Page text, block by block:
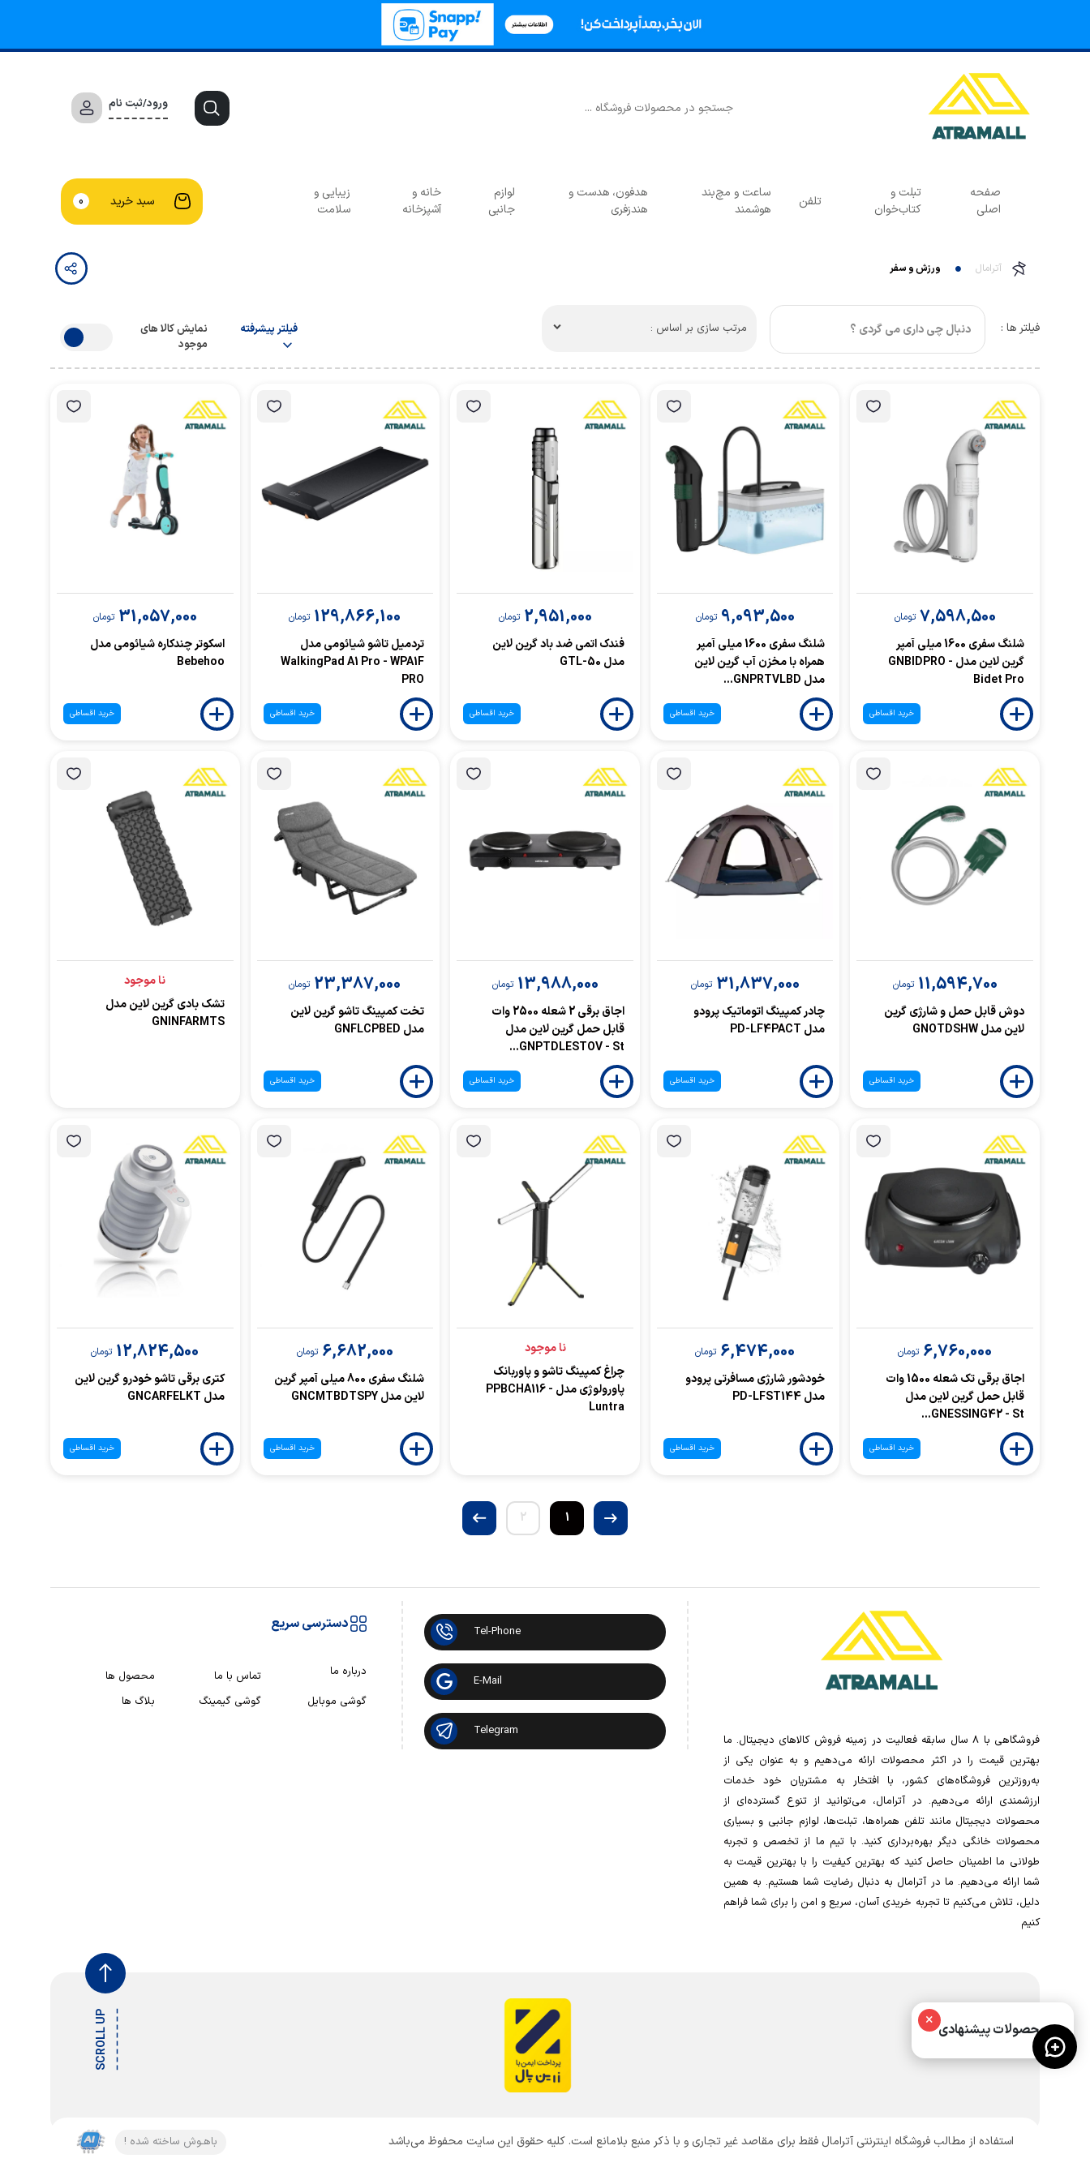
× محصولات پیشنهادی
ورود/ثبت نام
صفحه
اصلی
تبلت و
کتاب‌خوان
تلفن
ساعت و مچ‌بند
هوشمند
هدفون، هدست و
هندزفری
لوازم
جانبی
خانه و
آشپزخانه
زیبایی و
سلامت
سبد خرید 0
آترامال ورزش و سفر
فیلتر ها : مرتب سازی بر اساس : فیلتر پیشرفته
نمایش کالا های
موجود
7,598,500 تومان
شلنگ سفری 1600 میلی آمپر
گرین لاین مدل GNBIDPRO -
Bidet Pro
خرید اقساطی
9,093,500 تومان
شلنگ سفری 1600 میلی آمپر
همراه با مخزن آب گرین لاین
مدل GNPRTVLBD...
خرید اقساطی
2,951,000 تومان
فندک اتمی ضد باد گرین لاین
مدل GTL-50
خرید اقساطی
129,866,100 تومان
تردمیل تاشو شیائومی مدل
WalkingPad A1 Pro - WPA1F
PRO
خرید اقساطی
31,057,000 تومان
اسکوتر چندکاره شیائومی مدل
Bebehoo
خرید اقساطی
11,594,700 تومان
دوش قابل حمل و شارژی گرین
لاین مدل GNOTDSHW
خرید اقساطی
31,837,000 تومان
چادر کمپینگ اتوماتیک پرودو
مدل PD-LF4PACT
خرید اقساطی
13,988,000 تومان
اجاق برقی 2 شعله 2500 وات
قابل حمل گرین لاین مدل
GNPTDLESTOV - St...
خرید اقساطی
23,387,000 تومان
تخت کمپینگ تاشو گرین لاین
مدل GNFLCPBED
خرید اقساطی
نا موجود
تشک بادی گرین لاین مدل
GNINFARMTS
6,760,000 تومان
اجاق برقی تک شعله 1500 وات
قابل حمل گرین لاین مدل
GNESSING42 - St...
خرید اقساطی
6,474,000 تومان
خودشور شارژی مسافرتی پرودو
مدل PD-LFST144
خرید اقساطی
نا موجود
چراغ کمپینگ تاشو و پاوربانک
پاورولوژی مدل PPBCHA116 -
Luntra
6,682,000 تومان
شلنگ سفری 800 میلی آمپر گرین
لاین مدل GNCMTBDTSPY
خرید اقساطی
12,824,500 تومان
کتری برقی تاشو خودرو گرین لاین
مدل GNCARFELKT
خرید اقساطی
1
2
فروشگاهی با 8 سال سابقه فعالیت در زمینه فروش کالاهای دیجیتال. ما
بهترین قیمت را در اکثر محصولات ارائه می‌دهیم و به عنوان یکی از
به‌روزترین فروشگاه‌های کشور، با افتخار به مشتریان خود خدمات
ارزشمندی ارائه می‌دهیم. در آترامال، می‌توانید از تنوع گسترده‌ای از
محصولات دیجیتال مانند تلفن همراه‌ها، تبلت‌ها، لوازم جانبی و بسیاری
محصولات خانگی دیگر بهره‌برداری کنید. با تیم ما از تخصص و تجربه
طولانی ما اطمینان حاصل کنید که بهترین کیفیت را با بهترین قیمت به
شما ارائه می‌دهیم. ما در آترامال به دنبال رضایت شما هستیم. به همین
دلیل، تلاش می‌کنیم تا تجربه خریدی آسان، سریع و امن را برای شما فراهم
کنیم
Tel-Phone
E-Mail
Telegram
دسترسی سریع
درباره ما تماس با ما
محصول ها
گوشی موبایل
گوشی گیمینگ بلاگ ها
SCROLL UP
استفاده از مطالب فروشگاه اینترنتی آترامال فقط برای مقاصد غیر تجاری و با ذکر منبع بلامانع است. کليه حقوق اين سايت محفوظ می‌باشد باهـوش ساخته شده !